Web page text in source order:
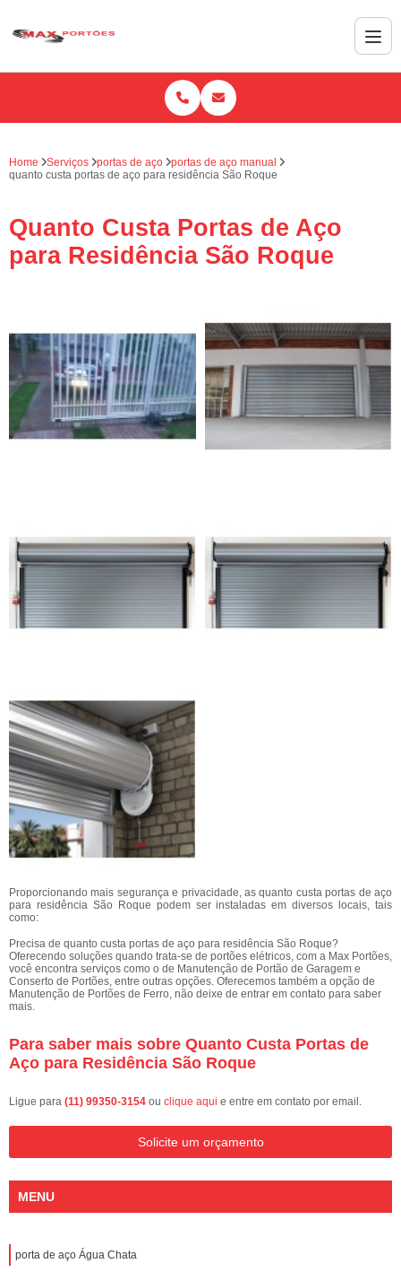
Home Serviços portas de aço
portas de aço manual
quanto custa portas de aço para residência São Roque
Quanto Custa Portas de Aço
para Residência São Roque
Proporcionando mais segurança e privacidade, as quanto custa portas de aço
para residência São Roque podem ser instaladas em diversos locais, tais
como:
Precisa de quanto custa portas de aço para residência São Roque?
Oferecendo soluções quando trata-se de portões elétricos, com a Max Portões,
você encontra serviços como o de Manutenção de Portão de Garagem e
Conserto de Portões, entre outras opções. Oferecemos também a opção de
Manutenção de Portões de Ferro, não deixe de entrar em contato para saber
mais.
Para saber mais sobre Quanto Custa Portas de
Aço para Residência São Roque
Ligue para (11) 99350-3154 ou clique aqui e entre em contato por email.
Solicite um orçamento
MENU
porta de aço Água Chata